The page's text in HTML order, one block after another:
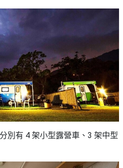
別有 4 架小型露營車、3 架中型